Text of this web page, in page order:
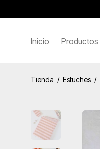
Inicio Productos
Tienda / Estuches /